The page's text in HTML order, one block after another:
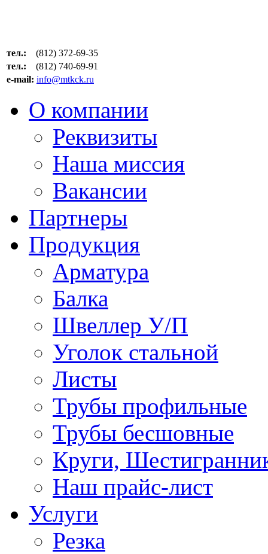
тел.: (812) 372-69-35
тел.: (812) 740-69-91
e-mail: info@mtkck.ru
О компании
Реквизиты
Наша миссия
Вакансии
Партнеры
Продукция
Арматура
Балка
Швеллер У/П
Уголок стальной
Листы
Трубы профильные
Трубы бесшовные
Круги,
Наш прайс-лист
Услуги
Резка